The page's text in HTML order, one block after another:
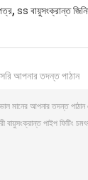
, ss বায়ুসংক্রান্ত
আপনার তদন্ত পাঠান